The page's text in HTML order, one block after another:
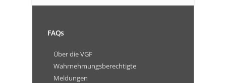
FAQs
Über die VGF
Wahrnehmungsberechtigte
Meldungen